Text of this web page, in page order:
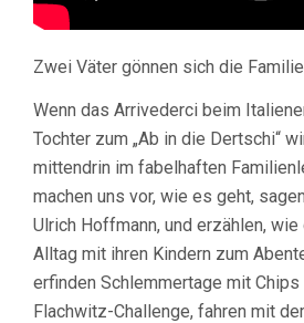
Zwei Väter gönnen sich die
Wenn das Arrivederci beim
Tochter zum „Ab in die Dertschi“
mittendrin im fabelhaften
machen uns vor, wie es geht,
Ulrich Hoffmann, und erzählen,
Alltag mit ihren Kindern zum
erfinden Schlemmertage mit Chips
Flachwitz-Challenge, fahren mit